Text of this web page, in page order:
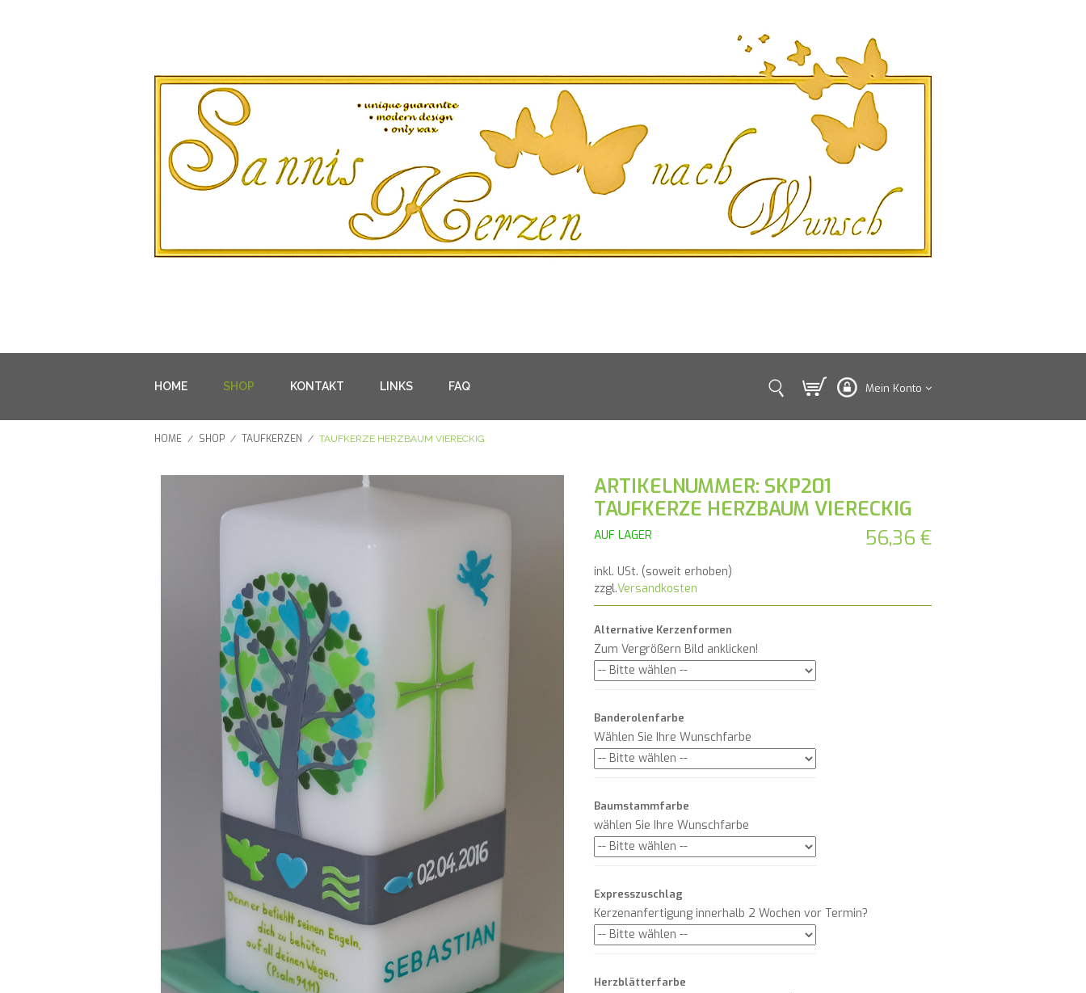
Mein Konto
HOME SHOP KONTAKT LINKS FAQ
HOME / SHOP / TAUFKERZEN / TAUFKERZE HERZBAUM VIERECKIG
ARTIKELNUMMER: SKP201
TAUFKERZE HERZBAUM VIERECKIG
56,36 €
AUF LAGER
inkl. USt. (soweit erhoben)
zzgl.Versandkosten
Alternative Kerzenformen
Zum Vergrößern Bild anklicken!
Banderolenfarbe
Wählen Sie Ihre Wunschfarbe
Baumstammfarbe
wählen Sie Ihre Wunschfarbe
Expresszuschlag
Kerzenanfertigung innerhalb 2 Wochen vor Termin?
Herzblätterfarbe